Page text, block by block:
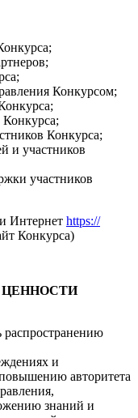
Конкурсом;
Конкурса;
и участников
участников
Интернет https://
Конкурса)
ЦЕННОСТИ
распространению
и
авторитета
знаний и